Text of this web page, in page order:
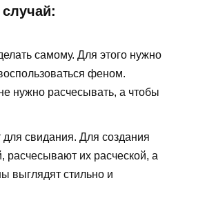
самому. Для этого нужно
феном.
нужно расчесывать, а чтобы
свидания. Для создания
расчесывают их расческой, а
выглядят стильно и